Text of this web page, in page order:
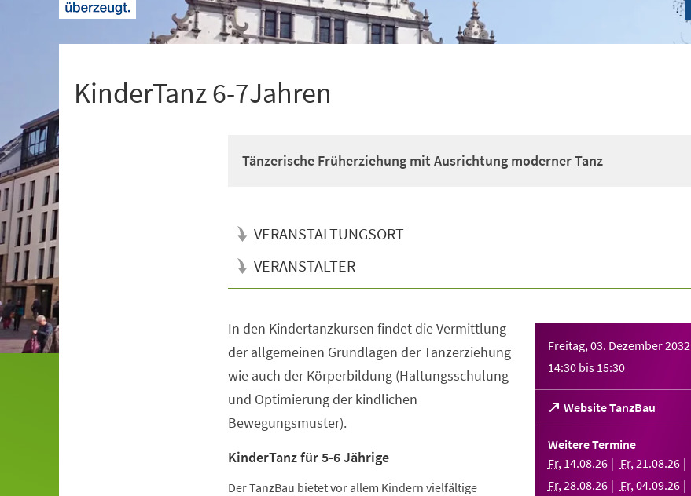
KinderTanz 6-7Jahren
Tänzerische Früherziehung mit Ausrichtung moderner Tanz
VERANSTALTUNGSORT
VERANSTALTER
Freitag, 03. Dezember 2032
14:30 bis 15:30
Website TanzBau
(Öffnet
in
einem
Tab)
Weitere Termine
Fr, 14.08.26 Fr,21.08.26
Fr,28.08.26 Fr,04.09.26
In den Kindertanzkursen findet die Vermittlung
der allgemeinen Grundlagen der Tanzerziehung
wie auch der Körperbildung (Haltungsschulung
und Optimierung der kindlichen
Bewegungsmuster).
KinderTanz für 5-6 Jährige
Der TanzBau bietet vor allem Kindern vielfältige